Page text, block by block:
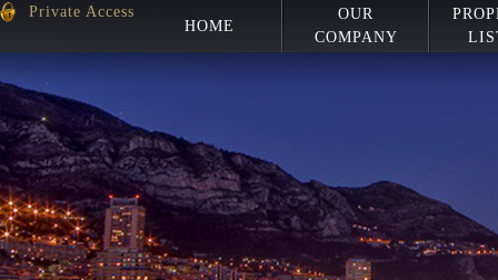
Private Access
HOME
OUR
COMPANY